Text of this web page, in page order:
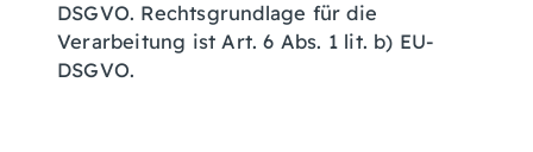
DSGVO. Rechtsgrundlage für die
Verarbeitung ist Art. 6 Abs. 1 lit. b) EU-
DSGVO.